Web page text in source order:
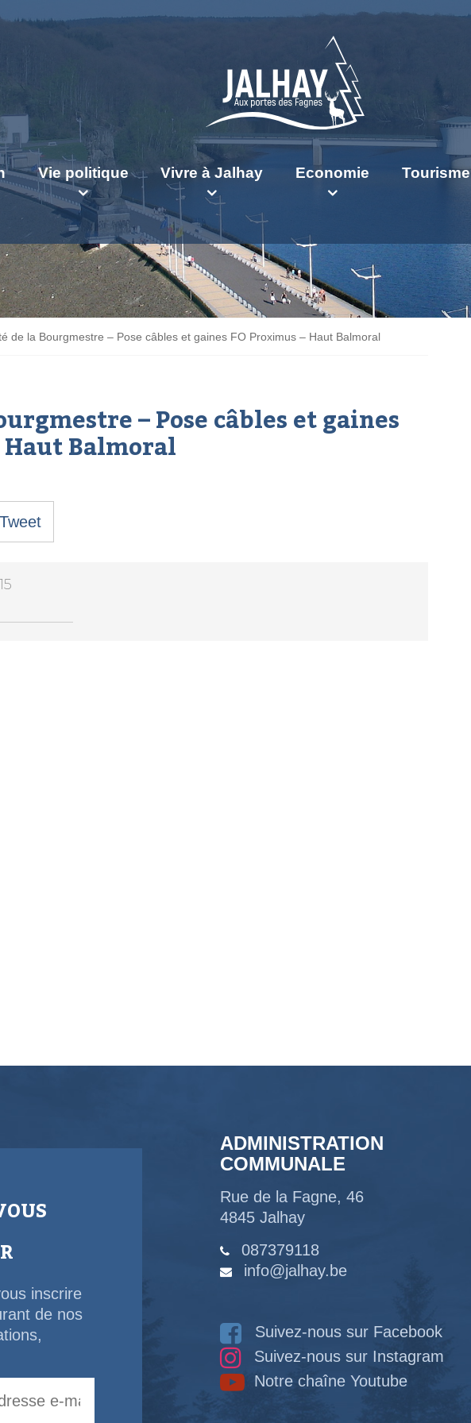
Vie politique Vivre à Jalhay Economie Tourisme
de la Bourgmestre – Pose câbles et gaines FO Proximus – Haut Balmoral
– Pose câbles et gaines
Balmoral
Tweet
inscrire
de nos
ADMINISTRATION
COMMUNALE
Rue de la Fagne, 46
4845 Jalhay
087379118
info@jalhay.be
Suivez-nous sur Facebook
Suivez-nous sur Instagram
Notre chaîne Youtube